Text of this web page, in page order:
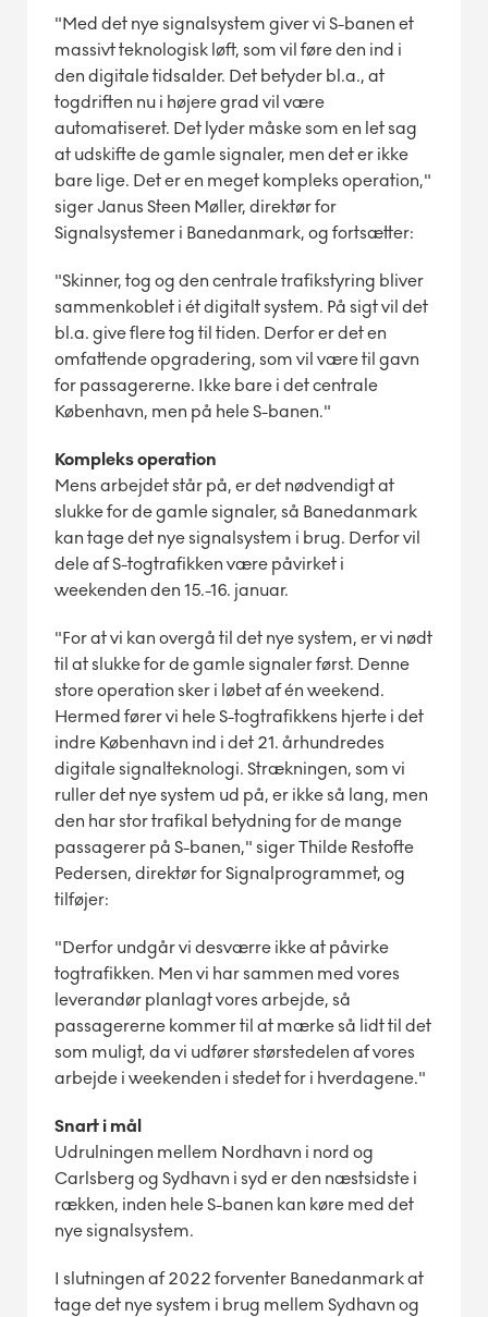
"Med det nye signalsystem giver vi S-banen et
massivt teknologisk løft, som vil føre den ind i
den digitale tidsalder. Det betyder bl.a., at
togdriften nu i højere grad vil være
automatiseret. Det lyder måske som en let sag
at udskifte de gamle signaler, men det er ikke
bare lige. Det er en meget kompleks operation,"
siger Janus Steen Møller, direktør for
Signalsystemer i Banedanmark, og fortsætter:
"Skinner, tog og den centrale trafikstyring bliver
sammenkoblet i ét digitalt system. På sigt vil det
bl.a. give flere tog til tiden. Derfor er det en
omfattende opgradering, som vil være til gavn
for passagererne. Ikke bare i det centrale
København, men på hele S-banen."
Kompleks operation
Mens arbejdet står på, er det nødvendigt at
slukke for de gamle signaler, så Banedanmark
kan tage det nye signalsystem i brug. Derfor vil
dele af S-togtrafikken være påvirket i
weekenden den 15.-16. januar.
"For at vi kan overgå til det nye system, er vi nødt
til at slukke for de gamle signaler først. Denne
store operation sker i løbet af én weekend.
Hermed fører vi hele S-togtrafikkens hjerte i det
indre København ind i det 21. århundredes
digitale signalteknologi. Strækningen, som vi
ruller det nye system ud på, er ikke så lang, men
den har stor trafikal betydning for de mange
passagerer på S-banen," siger Thilde Restofte
Pedersen, direktør for Signalprogrammet, og
tilføjer:
"Derfor undgår vi desværre ikke at påvirke
togtrafikken. Men vi har sammen med vores
leverandør planlagt vores arbejde, så
passagererne kommer til at mærke så lidt til det
som muligt, da vi udfører størstedelen af vores
arbejde i weekenden i stedet for i hverdagene."
Snart i mål
Udrulningen mellem Nordhavn i nord og
Carlsberg og Sydhavn i syd er den næstsidste i
rækken, inden hele S-banen kan køre med det
nye signalsystem.
I slutningen af 2022 forventer Banedanmark at
tage det nye system i brug mellem Sydhavn og